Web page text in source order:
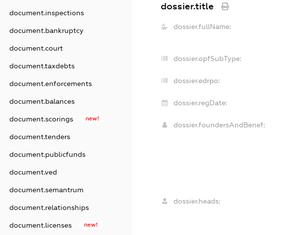
document.inspections
document.bankruptcy
document.court
document.taxdebts
document.enforcements
document.balances
document.scorings new!
document.tenders
document.publicfunds
document.ved
document.semantrum
document.relationships
document.licenses new!
dossier.title
dossier.fullName:
dossier.opfSubType:
dossier.edrpo:
dossier.regDate:
dossier.foundersAndBenef:
dossier.heads: